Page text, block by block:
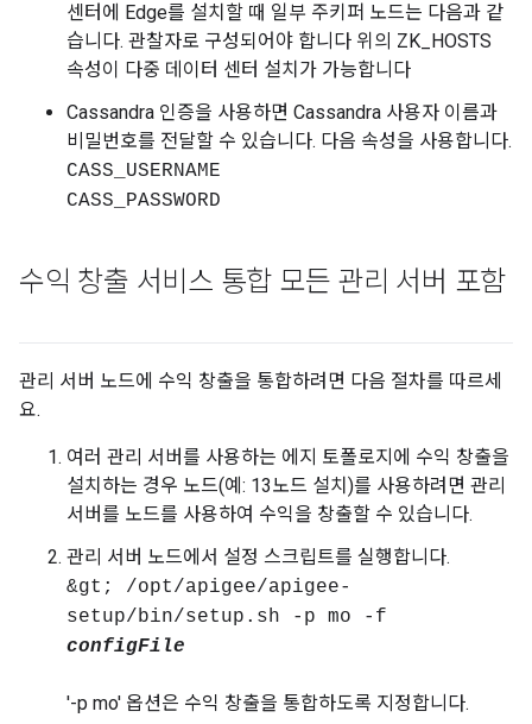
센터에 Edge를 설치할 때 일부 주키퍼 노드는 다음과 같
습니다. 관찰자로 구성되어야 합니다 위의 ZK_HOSTS
속성이 다중 데이터 센터 설치가 가능합니다
Cassandra 인증을 사용하면 Cassandra 사용자 이름과
비밀번호를 전달할 수 있습니다. 다음 속성을 사용합니다.
CASS_USERNAME
CASS_PASSWORD
수익 창출 서비스 통합 모든 관리 서버 포함
관리 서버 노드에 수익 창출을 통합하려면 다음 절차를 따르세
요.
여러 관리 서버를 사용하는 에지 토폴로지에 수익 창출을
설치하는 경우 노드(예: 13노드 설치)를 사용하려면 관리
서버를 노드를 사용하여 수익을 창출할 수 있습니다.
관리 서버 노드에서 설정 스크립트를 실행합니다.
&gt; /opt/apigee/apigee-
setup/bin/setup.sh -p mo -f
configFile
'-p mo' 옵션은 수익 창출을 통합하도록 지정합니다.